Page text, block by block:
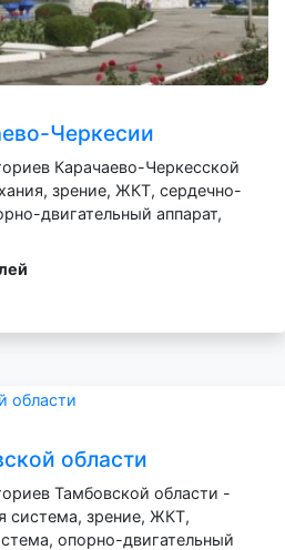
Черкесии
Карачаево-Черкесской
зрение, ЖКТ, сердечно-
двигательный аппарат,
области
Тамбовской области -
система, зрение, ЖКТ,
опорно-двигательный